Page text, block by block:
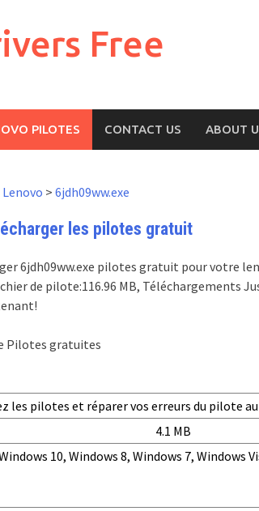
Free
PILOTES CONTACT US ABOUT
Lenovo > 6jdh09ww.exe
les pilotes gratuit
6jdh09ww.exe pilotes gratuit pour votre
de pilote:116.96 MB, Téléchargements
Pilotes gratuites
les pilotes et réparer vos erreurs du pilote
4.1 MB
10, Windows 8, Windows 7, Windows